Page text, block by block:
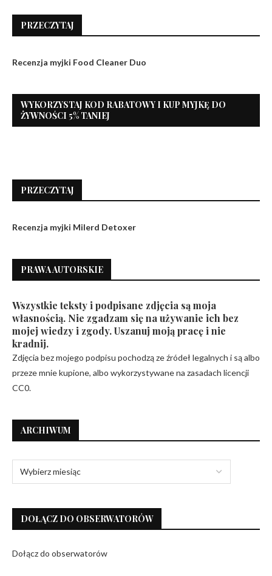
PRZECZYTAJ
Recenzja myjki Food Cleaner Duo
WYKORZYSTAJ KOD RABATOWY I KUP MYJKĘ DO
ŻYWNOŚCI 5% TANIEJ
PRZECZYTAJ
Recenzja myjki Milerd Detoxer
PRAWA AUTORSKIE
Wszystkie teksty i podpisane zdjęcia są moja
własnością. Nie zgadzam się na używanie ich bez
mojej wiedzy i zgody. Uszanuj moją pracę i nie
kradnij.
Zdjęcia bez mojego podpisu pochodzą ze źródeł legalnych i są albo
przeze mnie kupione, albo wykorzystywane na zasadach licencji
CC0.
ARCHIWUM
DOŁĄCZ DO OBSERWATORÓW
Dołącz do obserwatorów